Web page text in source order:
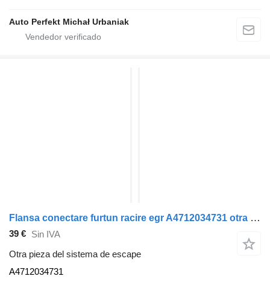
Auto Perfekt Michał Urbaniak
Flansa conectare furtun racire egr A4712034731 otra pieza del sistema de escape para Mercedes-Benz ACTROS MP4 cabeza tractora
39 € Sin IVA
Otra pieza del sistema de escape
A4712034731